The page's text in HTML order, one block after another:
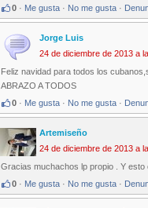
0 · Me gusta · No me gusta ·
Jorge Luis
24 de diciembre de 2013 a
Feliz navidad para todos los
ABRAZO A TODOS
0 · Me gusta · No me gusta ·
Artemiseño
24 de diciembre de 2013 a
Gracias muchachos lp propio . Y esto
0 · Me gusta · No me gusta ·